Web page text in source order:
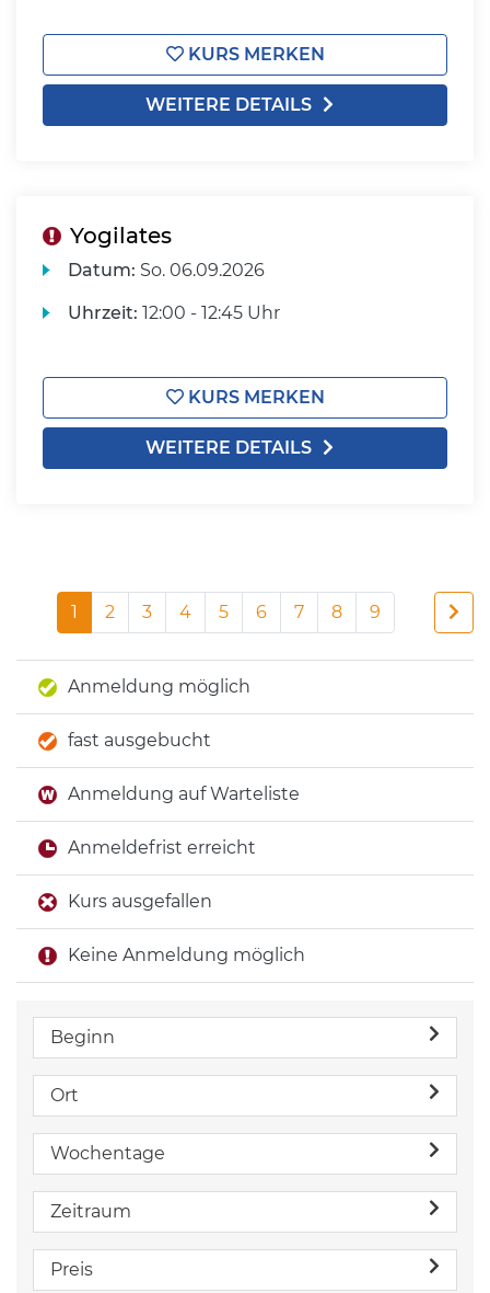
KURS MERKEN
WEITERE DETAILS
Yogilates
Datum: So. 06.09.2026
Uhrzeit: 12:00 - 12:45 Uhr
KURS MERKEN
WEITERE DETAILS
1 2 3 4 5 6 7 8 9
Anmeldung möglich
fast ausgebucht
Anmeldung auf Warteliste
Anmeldefrist erreicht
Kurs ausgefallen
Keine Anmeldung möglich
Beginn
Ort
Wochentage
Zeitraum
Preis